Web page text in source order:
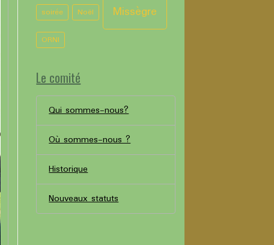
soirée Noël Missègre
ORNI
Le comité
Qui sommes-nous?
Où sommes-nous ?
Historique
Nouveaux statuts